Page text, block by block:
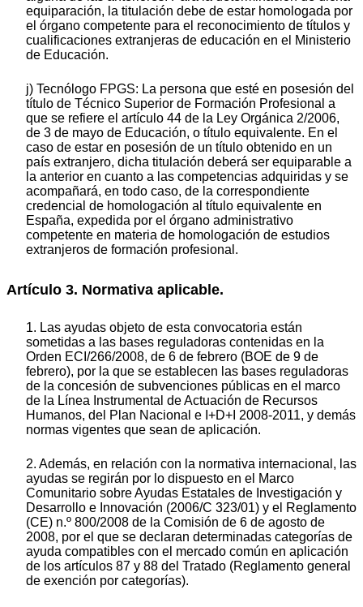
equiparación, la titulación debe de estar homologada por
el órgano competente para el reconocimiento de títulos y
cualificaciones extranjeras de educación en el Ministerio
de Educación.
j) Tecnólogo FPGS: La persona que esté en posesión del
título de Técnico Superior de Formación Profesional a
que se refiere el artículo 44 de la Ley Orgánica 2/2006,
de 3 de mayo de Educación, o título equivalente. En el
caso de estar en posesión de un título obtenido en un
país extranjero, dicha titulación deberá ser equiparable a
la anterior en cuanto a las competencias adquiridas y se
acompañará, en todo caso, de la correspondiente
credencial de homologación al título equivalente en
España, expedida por el órgano administrativo
competente en materia de homologación de estudios
extranjeros de formación profesional.
Artículo 3. Normativa aplicable.
1. Las ayudas objeto de esta convocatoria están
sometidas a las bases reguladoras contenidas en la
Orden ECI/266/2008, de 6 de febrero (BOE de 9 de
febrero), por la que se establecen las bases reguladoras
de la concesión de subvenciones públicas en el marco
de la Línea Instrumental de Actuación de Recursos
Humanos, del Plan Nacional e I+D+I 2008-2011, y demás
normas vigentes que sean de aplicación.
2. Además, en relación con la normativa internacional, las
ayudas se regirán por lo dispuesto en el Marco
Comunitario sobre Ayudas Estatales de Investigación y
Desarrollo e Innovación (2006/C 323/01) y el Reglamento
(CE) n.º 800/2008 de la Comisión de 6 de agosto de
2008, por el que se declaran determinadas categorías de
ayuda compatibles con el mercado común en aplicación
de los artículos 87 y 88 del Tratado (Reglamento general
de exención por categorías).